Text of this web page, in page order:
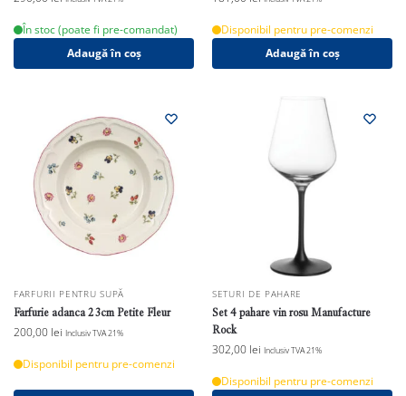
În stoc (poate fi pre-comandat)
Adaugă în coș
Disponibil pentru pre-comenzi
Adaugă în coș
FARFURII PENTRU SUPĂ
Farfurie adanca 23cm Petite Fleur
200,00 lei Inclusiv TVA 21%
Disponibil pentru pre-comenzi
SETURI DE PAHARE
Set 4 pahare vin rosu Manufacture
Rock
302,00 lei Inclusiv TVA 21%
Disponibil pentru pre-comenzi